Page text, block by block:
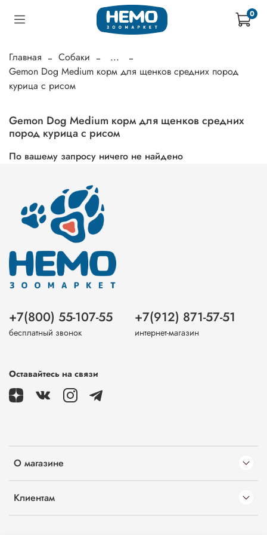
0
Главная Собаки
...
Gemon Dog Medium корм для щенков средних пород
курица с рисом
Gemon Dog Medium корм для щенков средних
пород курица с рисом
По вашему запросу ничего не найдено
О магазине
Клиентам
+7(800) 55-107-55
бесплатный звонок
+7(912) 871-57-51
интернет-магазин
Оставайтесь на связи